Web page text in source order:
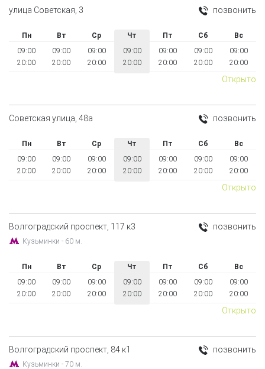
позвонить
улица Советская, 3
Пн Вт Ср Чт Пт Сб
Вс
09:00
20:00
09:00
20:00
09:00
20:00
09:00
20:00
09:00
20:00
09:00
20:00
09:00
20:00
Открыто
позвонить
Советская улица, 48а
Пн Вт Ср Чт Пт Сб
Вс
09:00
20:00
09:00
20:00
09:00
20:00
09:00
20:00
09:00
20:00
09:00
20:00
09:00
20:00
Открыто
позвонить
Волгоградский проспект, 117 к3
Кузьминки - 60 м.
Пн Вт Ср Чт Пт Сб
Вс
09:00
20:00
09:00
20:00
09:00
20:00
09:00
20:00
09:00
20:00
09:00
20:00
09:00
20:00
Открыто
позвонить
Волгоградский проспект, 84 к1
Кузьминки - 70 м.